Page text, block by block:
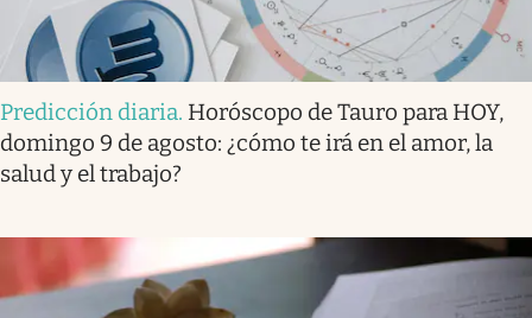
Predicción diaria. Horóscopo de Tauro para HOY,
domingo 9 de agosto: ¿cómo te irá en el amor, la
salud y el trabajo?